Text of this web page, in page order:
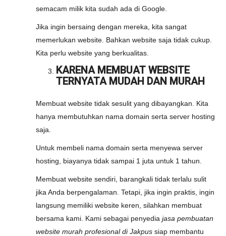
semacam milik kita sudah ada di Google.
Jika ingin bersaing dengan mereka, kita sangat
memerlukan website. Bahkan website saja tidak cukup.
Kita perlu website yang berkualitas.
KARENA MEMBUAT WEBSITE
TERNYATA MUDAH DAN MURAH
Membuat website tidak sesulit yang dibayangkan. Kita
hanya membutuhkan nama domain serta server hosting
saja.
Untuk membeli nama domain serta menyewa server
hosting, biayanya tidak sampai 1 juta untuk 1 tahun.
Membuat website sendiri, barangkali tidak terlalu sulit
jika Anda berpengalaman. Tetapi, jika ingin praktis, ingin
langsung memiliki website keren, silahkan membuat
bersama kami. Kami sebagai penyedia jasa pembuatan
website murah profesional di Jakpus siap membantu